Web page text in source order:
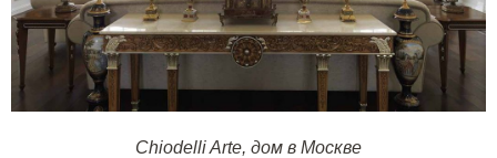
Сhiodelli Arte, дом в Москве